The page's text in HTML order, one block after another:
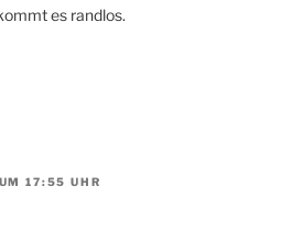
es randlos.
17:55 UHR